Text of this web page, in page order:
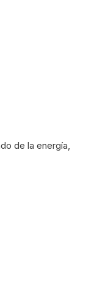
de la energía,